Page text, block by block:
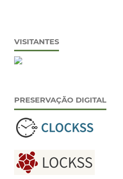
VISITANTES
PRESERVAÇÃO DIGITAL